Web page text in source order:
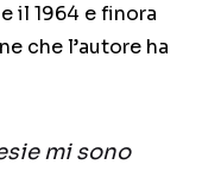
il 1964 e finora
che l’autore ha
mi sono